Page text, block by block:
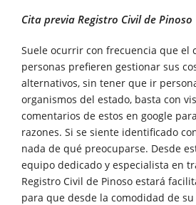
Cita previa Registro Civil de Pinoso
Suele ocurrir con frecuencia que el
personas prefieren gestionar sus
alternativos, sin tener que ir
organismos del estado, basta con
comentarios de estos en google
razones. Si se siente identificado
nada de qué preocuparse. Desde
equipo dedicado y especialista en
Registro Civil de Pinoso estará
para que desde la comodidad de